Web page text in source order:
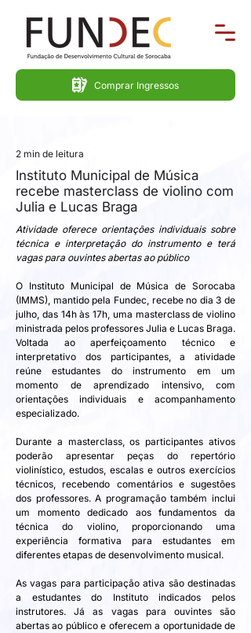
Comprar Ingressos
2 min de leitura
Instituto Municipal de Música
recebe masterclass de violino com
Julia e Lucas Braga
Atividade oferece orientações individuais sobre
técnica e interpretação do instrumento e terá
vagas para ouvintes abertas ao público
O Instituto Municipal de Música de Sorocaba
(IMMS), mantido pela Fundec, recebe no dia 3 de
julho, das 14h às 17h, uma masterclass de violino
ministrada pelos professores Julia e Lucas Braga.
Voltada ao aperfeiçoamento técnico e
interpretativo dos participantes, a atividade
reúne estudantes do instrumento em um
momento de aprendizado intensivo, com
orientações individuais e acompanhamento
especializado.
Durante a masterclass, os participantes ativos
poderão apresentar peças do repertório
violinístico, estudos, escalas e outros exercícios
técnicos, recebendo comentários e sugestões
dos professores. A programação também inclui
um momento dedicado aos fundamentos da
técnica do violino, proporcionando uma
experiência formativa para estudantes em
diferentes etapas de desenvolvimento musical.
As vagas para participação ativa são destinadas
a estudantes do Instituto indicados pelos
instrutores. Já as vagas para ouvintes são
abertas ao público e oferecem a oportunidade de